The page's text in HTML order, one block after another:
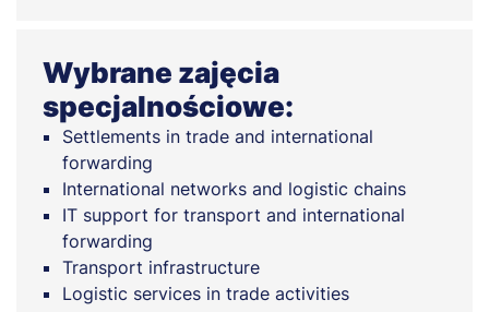
Wybrane zajęcia
specjalnościowe:
Settlements in trade and international
forwarding
International networks and logistic chains
IT support for transport and international
forwarding
Transport infrastructure
Logistic services in trade activities